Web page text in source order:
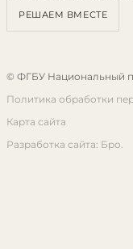
РЕШАЕМ ВМЕСТЕ
© ФГБУ Национальный
Политика обработки
Карта сайта
Разработка сайта: Бро.